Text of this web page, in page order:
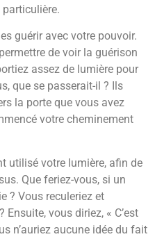
guérir avec votre pouvoir.
de voir la guérison
assez de lumière pour
que se passerait-il ? Ils
la porte que vous avez
votre cheminement
utilisé votre lumière, afin de
Que feriez-vous, si un
? Vous reculeriez et
Ensuite, vous diriez, « C’est
n’auriez aucune idée du fait